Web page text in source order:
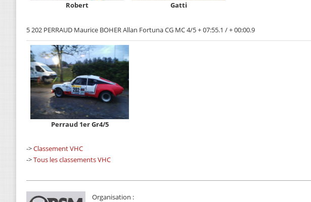
Robert Gatti
5 202 PERRAUD Maurice BOHER Allan Fortuna CG MC 4/5 + 07:55.1 / + 00:00.9
Perraud 1er Gr4/5
->Classement VHC
->Tous les classements VHC
Organisation :